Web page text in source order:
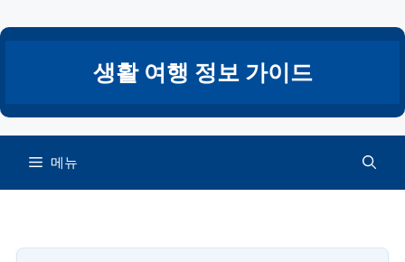
텐
건
너
생활 여행 정보 가이드
메뉴